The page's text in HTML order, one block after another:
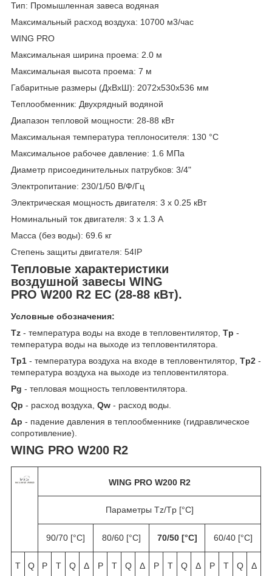
Тип: Промышленная завеса водяная
Максимальный расход воздуха: 10700 м3/час
WING PRO
Максимальная ширина проема: 2.0 м
Максимальная высота проема: 7 м
Габаритные размеры (ДхВхШ): 2072x530x536 мм
Теплообменник: Двухрядный водяной
Диапазон тепловой мощности: 28-88 кВт
Максимальная температура теплоносителя: 130 °C
Максимальное рабочее давление: 1.6 МПа
Диаметр присоединительных патрубков: 3/4"
Электропитание: 230/1/50 В/Ф/Гц
Электрическая мощность двигателя: 3 x 0.25 кВт
Номинальный ток двигателя: 3 x 1.3 A
Масса (без воды): 69.6 кг
Степень защиты двигателя: 54IP
Тепловые характеристики
воздушной завесы WING
PRO W200 R2 EC (28-88 кВт).
Условные обозначения:
Tz - температура воды на входе в тепловентилятор, Tp -
температура воды на выходе из тепловентилятора.
Tp1 - температура воздуха на входе в тепловентилятор, Tp2 -
температура воздуха на выходе из тепловентилятора.
Pg - тепловая мощность тепловентилятора.
Qp - расход воздуха, Qw - расход воды.
Δp - падение давления в теплообменнике (гидравлическое
сопротивление).
WING PRO W200 R2
WING PRO W200 R2
Параметры Tz/Tp [°C]
90/70 [°C] 80/60 [°C] 70/50 [°C] 60/40 [°C]
T
Q
P
T
Q
Δ
P
T
Q
Δ
P
T
Q
Δ
P
T
Q
Δ